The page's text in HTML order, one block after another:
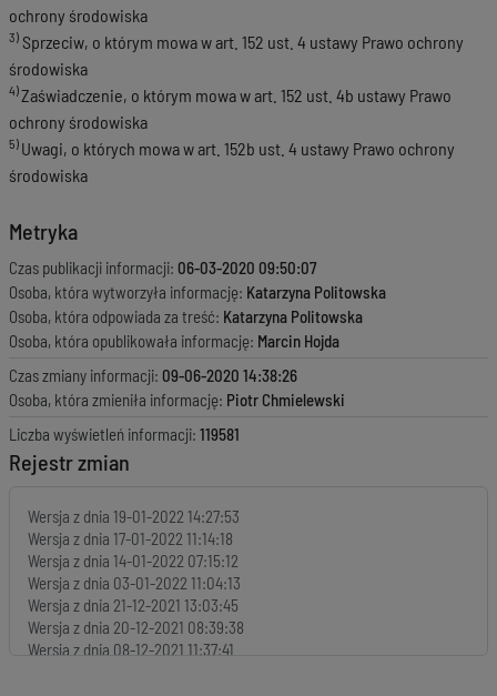
ochrony środowiska
3) Sprzeciw, o którym mowa w art. 152 ust. 4 ustawy Prawo ochrony
środowiska
4)Zaświadczenie, o którym mowa w art. 152 ust. 4b ustawy Prawo
ochrony środowiska
5) Uwagi, o których mowa w art. 152b ust. 4 ustawy Prawo ochrony
środowiska
Metryka
Czas publikacji informacji: 06-03-2020 09:50:07
Osoba, która wytworzyła informację: Katarzyna Politowska
Osoba, która odpowiada za treść: Katarzyna Politowska
Osoba, która opublikowała informację: Marcin Hojda
Czas zmiany informacji: 09-06-2020 14:38:26
Osoba, która zmieniła informację: Piotr Chmielewski
Liczba wyświetleń informacji: 119581
Rejestr zmian
Wersja z dnia 19-01-2022 14:27:53
Wersja z dnia 17-01-2022 11:14:18
Wersja z dnia 14-01-2022 07:15:12
Wersja z dnia 03-01-2022 11:04:13
Wersja z dnia 21-12-2021 13:03:45
Wersja z dnia 20-12-2021 08:39:38
Wersja z dnia 08-12-2021 11:37:41